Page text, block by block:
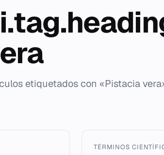
etiquetados con «Pistacia
TÉRMINOS